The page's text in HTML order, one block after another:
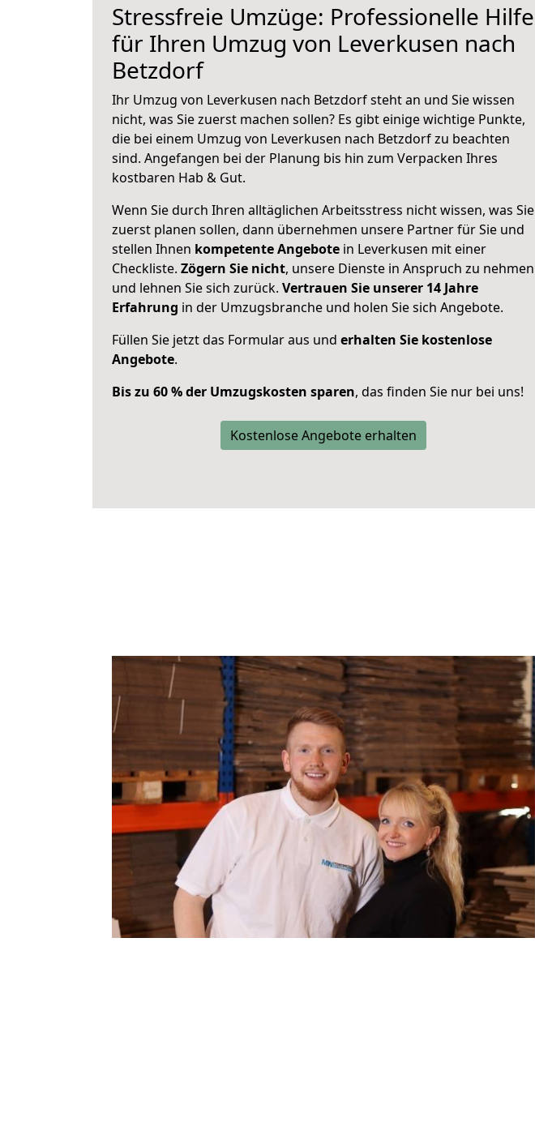
Stressfreie Umzüge: Professionelle Hilfe
für Ihren Umzug von Leverkusen nach
Betzdorf
Ihr Umzug von Leverkusen nach Betzdorf steht an und Sie wissen
nicht, was Sie zuerst machen sollen? Es gibt einige wichtige Punkte,
die bei einem Umzug von Leverkusen nach Betzdorf zu beachten
sind. Angefangen bei der Planung bis hin zum Verpacken Ihres
kostbaren Hab & Gut.
Wenn Sie durch Ihren alltäglichen Arbeitsstress nicht wissen, was Sie
zuerst planen sollen, dann übernehmen unsere Partner für Sie und
stellen Ihnen kompetente Angebote in Leverkusen mit einer
Checkliste. Zögern Sie nicht, unsere Dienste in Anspruch zu nehmen
und lehnen Sie sich zurück. Vertrauen Sie unserer 14 Jahre
Erfahrung in der Umzugsbranche und holen Sie sich Angebote.
Füllen Sie jetzt das Formular aus und erhalten Sie kostenlose
Angebote.
Bis zu 60 % der Umzugskosten sparen, das finden Sie nur bei uns!
Kostenlose Angebote erhalten